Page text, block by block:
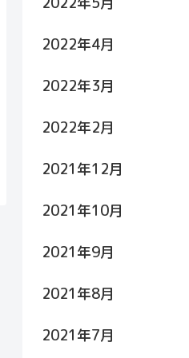
2022年4月
2022年3月
2022年2月
2021年12月
2021年10月
2021年9月
2021年8月
2021年7月